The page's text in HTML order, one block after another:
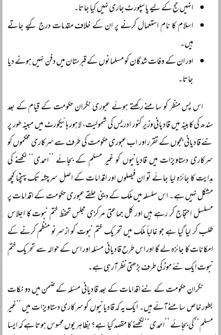
انہیں حج کے لیے پاسپورٹ جاری نہیں کیا جاتا۔
اسلام کا نام استعمال کرنے پر ان کے خلاف مقدمات درج کیے جاتے
ہیں۔
اور ان کے وفات شدگان کو مسلمانوں کے قبرستان میں دفن نہیں ہونے دیا
جاتا۔
اس پس منظر کو سامنے رکھتے ہوئے عبوری نگران حکومت کے قیام کے بعد
سندھ کی کابینہ میں قادیانی وزیر کنور ادریس کی شمولیت، لاہور ہائیکورٹ میں مبینہ طور پر
نئے قادیانی ججوں کے تقرر اور اب عبوری حکومت کی طرف سے سرکاری محکموں کو
سرکاری دستاویزات میں قادیانیوں کو غیر مسلم کے بجائے ’’احمدی‘‘ لکھنے کی
ہدایت کا جائزہ لیا جائے تو ان فیصلوں اور اقدامات کے اصل سرچشہ تک پہنچنا کچھ
مشکل نہیں ہے۔ اس سلسلہ میں ملک کے دینی حلقے عبوری حکومت کے اقدامات پر
مسلسل احتجاج کر رہے ہیں اور کل جماعتی مرکزی مجلس تحفظ ختم نبوت کا اجلاس
طلب کر لیا گیا ہے جو غالباً ملک میں تحریک ختم نبوت کو ازسرنو منظم کرنے کے
امکانات کا جائزہ لے گا اور اس طرح قادیانی مسئلہ اور اس کے حوالہ سے تحریک ختم
نبوت ایک نئے موڑ کی طرف بڑھتی نظر آرہی ہے۔
نگران حکومت کے نئے اقدامات کے بعد قادیانی مسئلہ کے ضمن میں دو نکات
بطور خاص سامنے آئے ہیں۔ ایک یہ کہ قادیانیوں کو سرکاری دستاویزات میں ’’غیر
مسلم‘‘ کی بجائے ’’احمدی‘‘ لکھنے کا مقصد کیا ہے؟ بظاہر یوں محسوس ہوتا ہے کہ ایسا